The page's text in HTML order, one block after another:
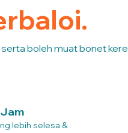
boleh muat bonet
lebih selesa &